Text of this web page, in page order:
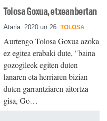
Tolosa Goxua, etxean bertan
Ataria 2020 urr 26 TOLOSA
Aurtengo Tolosa Goxua azoka
ez egitea erabaki dute, "baina
gozogileek egiten duten
lanaren eta herriaren bizian
duten garrantziaren aitortza
gisa, Go…